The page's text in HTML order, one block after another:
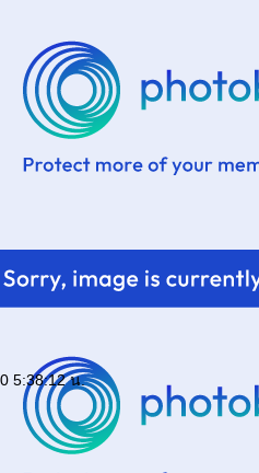
5:38:12 น.